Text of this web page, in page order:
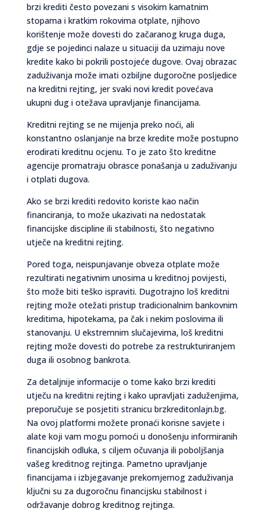
brzi krediti često povezani s visokim kamatnim
stopama i kratkim rokovima otplate, njihovo
korištenje može dovesti do začaranog kruga duga,
gdje se pojedinci nalaze u situaciji da uzimaju nove
kredite kako bi pokrili postojeće dugove. Ovaj obrazac
zaduživanja može imati ozbiljne dugoročne posljedice
na kreditni rejting, jer svaki novi kredit povećava
ukupni dug i otežava upravljanje financijama.
Kreditni rejting se ne mijenja preko noći, ali
konstantno oslanjanje na brze kredite može postupno
erodirati kreditnu ocjenu. To je zato što kreditne
agencije promatraju obrasce ponašanja u zaduživanju
i otplati dugova.
Ako se brzi krediti redovito koriste kao način
financiranja, to može ukazivati na nedostatak
financijske discipline ili stabilnosti, što negativno
utječe na kreditni rejting.
Pored toga, neispunjavanje obveza otplate može
rezultirati negativnim unosima u kreditnoj povijesti,
što može biti teško ispraviti. Dugotrajno loš kreditni
rejting može otežati pristup tradicionalnim bankovnim
kreditima, hipotekama, pa čak i nekim poslovima ili
stanovanju. U ekstremnim slučajevima, loš kreditni
rejting može dovesti do potrebe za restrukturiranjem
duga ili osobnog bankrota.
Za detaljnije informacije o tome kako brzi krediti
utječu na kreditni rejting i kako upravljati zaduženjima,
preporučuje se posjetiti stranicu brzkreditonlajn.bg.
Na ovoj platformi možete pronaći korisne savjete i
alate koji vam mogu pomoći u donošenju informiranih
financijskih odluka, s ciljem očuvanja ili poboljšanja
vašeg kreditnog rejtinga. Pametno upravljanje
financijama i izbjegavanje prekomjernog zaduživanja
ključni su za dugoročnu financijsku stabilnost i
održavanje dobrog kreditnog rejtinga.